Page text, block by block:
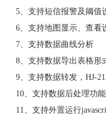
5、支持短信报警及阈值
6、支持地图显示、查看
7、支持数据曲线分析
8、支持数据导出表格形
9、支持数据转发，HJ-
10、支持数据后处理功能
11、支持外置运行